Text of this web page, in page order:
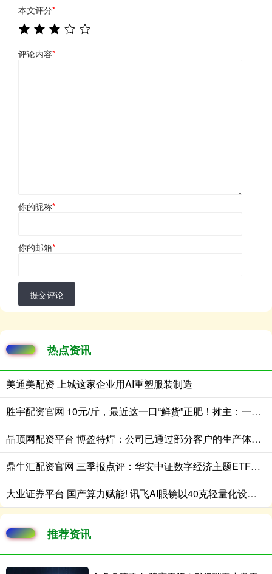
本文评分*
评论内容*
你的昵称*
你的邮箱*
提交评论
热点资讯
美通美配资 上城这家企业用AI重塑服装制造
胜宇配资官网 10元/斤，最近这一口“鲜货”正肥！摊主：一天上百斤不够卖
晶顶网配资平台 博盈特焊：公司已通过部分客户的生产体系认证并获得相应订单
鼎牛汇配资官网 三季报点评：华安中证数字经济主题ETF基金季度涨幅39.88%
大业证券平台 国产算力赋能! 讯飞AI眼镜以40克轻量化设计开启跨国商务沟通新范式
推荐资讯